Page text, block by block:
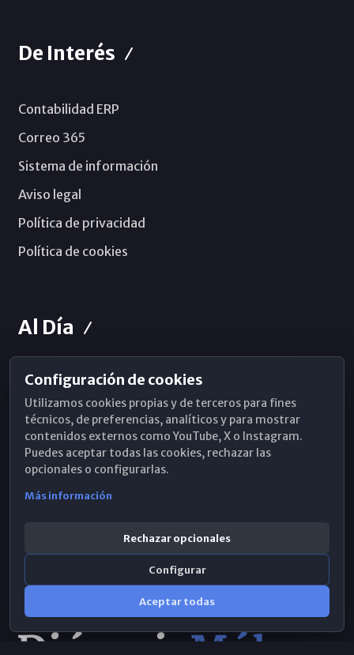
De Interés
Contabilidad ERP
Correo 365
Sistema de información
Aviso legal
Política de privacidad
Política de cookies
Al Día
Horarios de Misa
Hemeroteca
WhatsApp
Configuración de cookies
Utilizamos cookies propias y de terceros para fines
técnicos, de preferencias, analíticos y para mostrar
contenidos externos como YouTube, X o Instagram.
Puedes aceptar todas las cookies, rechazar las
opcionales o configurarlas.
Más información
Rechazar opcionales
Configurar
Aceptar todas